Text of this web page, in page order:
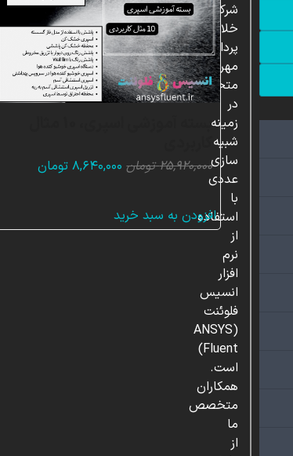
۲۵,۹۲۰,۰۰۰ تومان قیمت
بود.
۸,۶۴۰,۰۰۰ تومانقیمت
افزودن به سبد خرید
شرکت
خلاق
پردازشگران
مهر،
متخصص
در
زمینه
شبیه
سازی
عددی
با
استفاده
از
نرم
افزار
انسیس
فلوئنت
(ANSYS
Fluent)
است.
همکاران
متخصص
ما
از